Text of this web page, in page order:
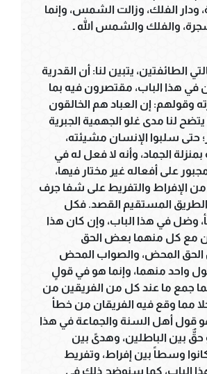
ودار الفلك، وزالت الشمس، وإنما
والفلك والشمس الله ـ
الطائفتين، يتبين لنا: أن القدرية
في هذا الباب، مقتصرون فيه بما
وقولهم: إن العباد هم الخالقون
لنا مدى غلو الجهمية الجبرية
حتى سلبوا الإنسان مشيئته،
بمنزلة الجماد، وأنه لا فعل له في
على أفعاله غير مختار فيها،
من الإفراط والتفريط على شفا جرف
المستقيم القصد. فكل
وضل في هذا الباب، وإن كان هذا
مع كل منهما بعض الحق
الحق المحض، والصواب المحض
واحد منهما، وإنما هو في قولٍ
جمع ما عند كل من الفريقين من
مما وقع فيه الفريقان من خطأ
قول أهل السنة والجماعة في هذا
حقٌّ بين الباطلين، وهدىً بين
كانوا وسطاً بين إفراط، وتفريط
الباب، كما سنوضح ذلك في